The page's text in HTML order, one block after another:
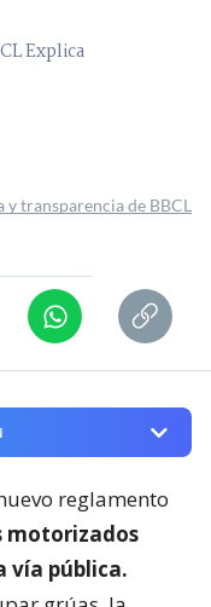
Explica
y transparencia de BBCL
reglamento
motorizados
vía pública.